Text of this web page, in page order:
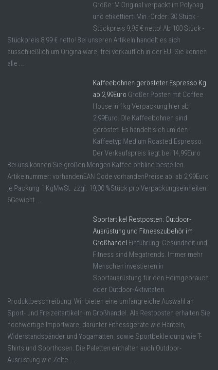
Größe: M Original verpackt im Polybag
und etikettiert! Min.-Order: 30 Stück -
Stückpreis 9,95 € netto! Ab 100 Stück -
Stückpreis 8,99 € netto! Bei unseren Artikeln handelt es sich
ausschließlich um Originalware, frei verkäuflich in der EU! Sie können
alle ...
Kaffeebohnen gerösteter Espresso Kg
ab 2,99Euro Großer Posten mit Coffee
House in 1kg Verpackung hier ab
2,99Euro. DIe Kaffeebohnen sind
geröstet. Es handelt sich um den
Kaffeetyp Medium Roasted Espresso.
Der Verkaufspreis liegt bei 14,99Euro
Bei uns können Sie großen Mengen Kaffee onbline bestellen.
Artikelnummer: vorhandenEAN Code vorhandenPreise ab: ab 2,99Euro
je Packung 1 KgMwSt. zzgl. 19,00 %Stück pro Verpackungseinheiten:
6Gewicht ...
Sportartikel Restposten: Outdoor-
Ausrüstung und Fitnesszubehör im
Großhandel Einführung: Gesundheit und
Fitness sind Megatrends. Immer mehr
Menschen investieren in
Sportausrüstung für den Heimgebrauch
oder Outdoor-Aktivitäten.
Produktbeschreibung: Wir bieten eine umfangreiche Auswahl an
Sport- und Freizeitartikeln im Großhandel. Als Restposten erhalten Sie
hochwertige Importware, darunter Fitnessgeräte wie Hanteln,
Widerstandsbänder und Yogamatten, sowie Sportbekleidung wie T-
Shirts und Sporthosen. Die Paletten enthalten auch Outdoor-
Ausrüstung wie Zelte ...